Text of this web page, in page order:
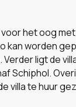
het oog
kan worden
ligt de
Schiphol.
villa te huur